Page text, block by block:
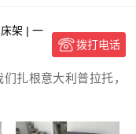
架 | 一
拨打电话
扎根意大利普拉托，